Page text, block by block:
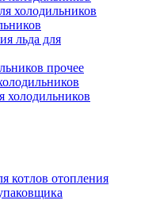
холодильников
льда для
прочее
холодильников
котлов отопления